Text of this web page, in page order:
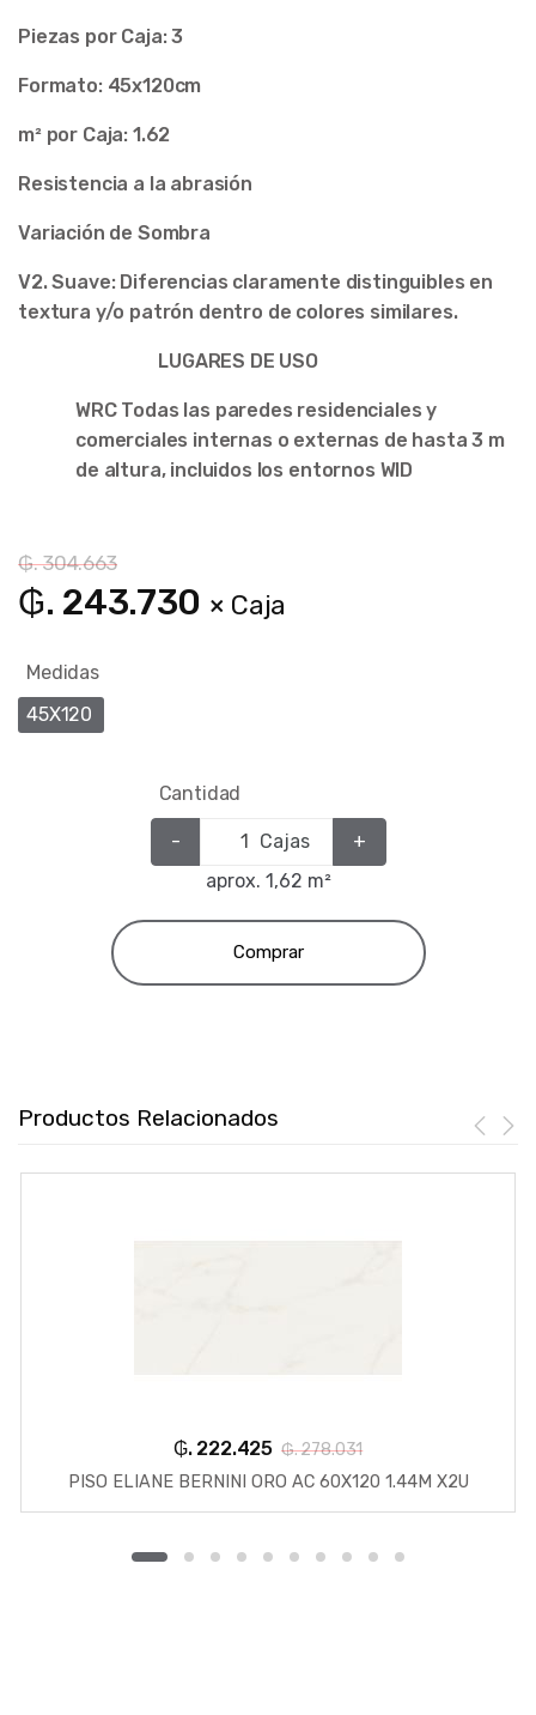
Piezas por Caja:3
Formato: 45x120cm
m² por Caja: 1.62
Resistencia a la abrasión
Variación de Sombra
V2. Suave: Diferencias claramente distinguibles en
textura y/o patrón dentro de colores similares.
LUGARES DE USO
WRC Todas las paredes residenciales y
comerciales internas o externas de hasta 3 m
de altura, incluidos los entornos WID
₲. 304.663
₲. 243.730 × Caja
Medidas
45X120
Cantidad
- Cajas
+
aprox. 1,62 m²
Comprar
Productos Relacionados
₲. 222.425 ₲. 278.031
PISO ELIANE BERNINI ORO AC 60X120 1.44M X2U